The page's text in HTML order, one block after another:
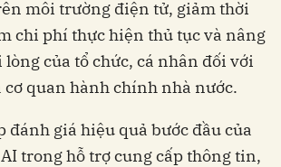
môi trường điện tử, giảm thời
chi phí thực hiện thủ tục và nâng
lòng của tổ chức, cá nhân đối với
cơ quan hành chính nhà nước.
đánh giá hiệu quả bước đầu của
trong hỗ trợ cung cấp thông tin,